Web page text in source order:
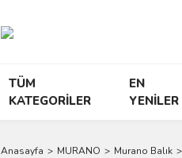
TÜM
KATEGORİLER
EN
YENİLER
Anasayfa MURANO Murano Balık